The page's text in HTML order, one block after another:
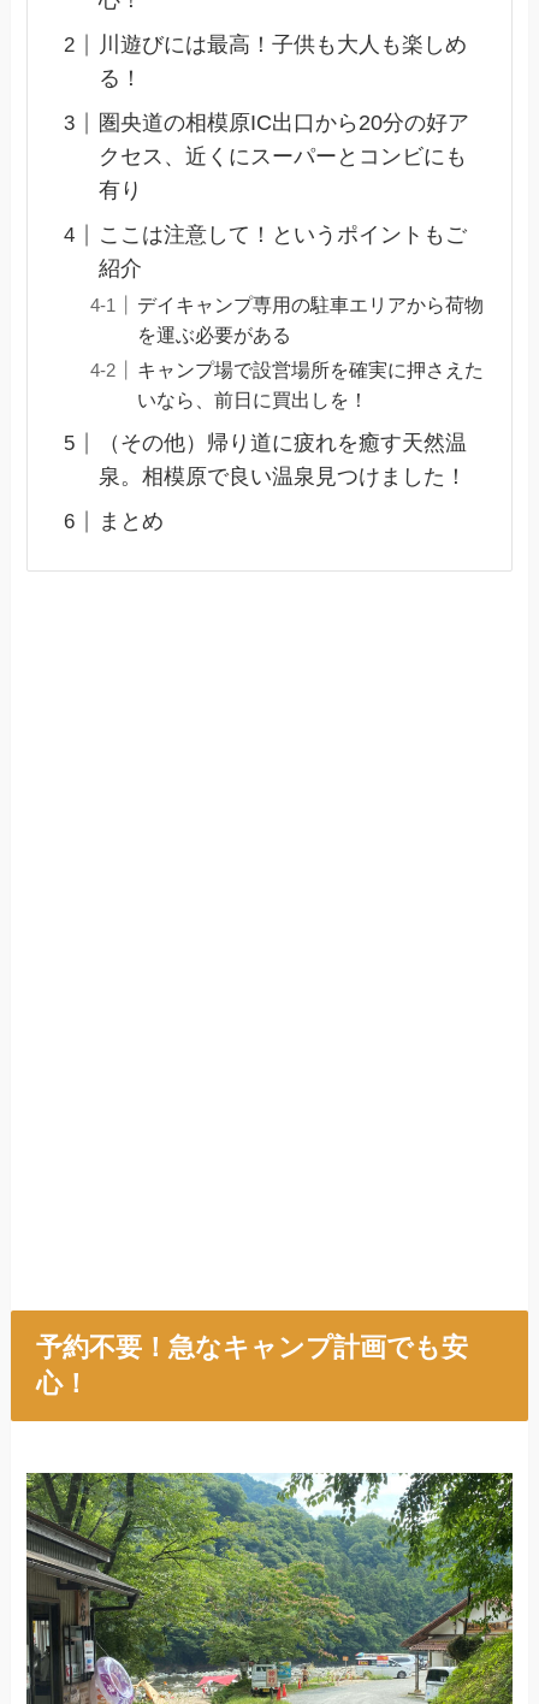
川遊びには最高！子供も大人も楽しめ
る！
圏央道の相模原IC出口から20分の好ア
クセス、近くにスーパーとコンビにも
有り
ここは注意して！というポイントもご
紹介
デイキャンプ専用の駐車エリアから荷物
を運ぶ必要がある
キャンプ場で設営場所を確実に押さえた
いなら、前日に買出しを！
（その他）帰り道に疲れを癒す天然温
泉。相模原で良い温泉見つけました！
まとめ
予約不要！急なキャンプ計画でも安
心！